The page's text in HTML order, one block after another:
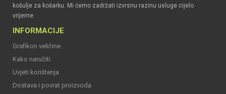
košulje za košarku. Mi ćemo zadržati izvrsnu razinu usluge cijelo
vrijeme.
INFORMACIJE
Grafikon veličine
Kako naručiti
Uvjeti korištenja
Dostava i povrat proizvoda